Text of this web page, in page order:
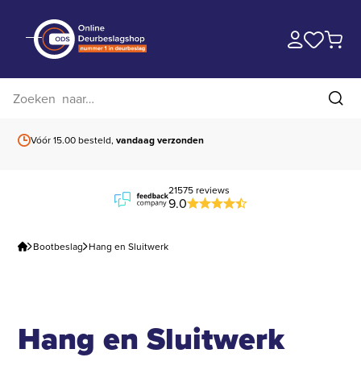
Vóór 15.00 besteld,vandaag verzonden
21575 reviews
9.0
Bootbeslag Hang en Sluitwerk
Hang en Sluitwerk